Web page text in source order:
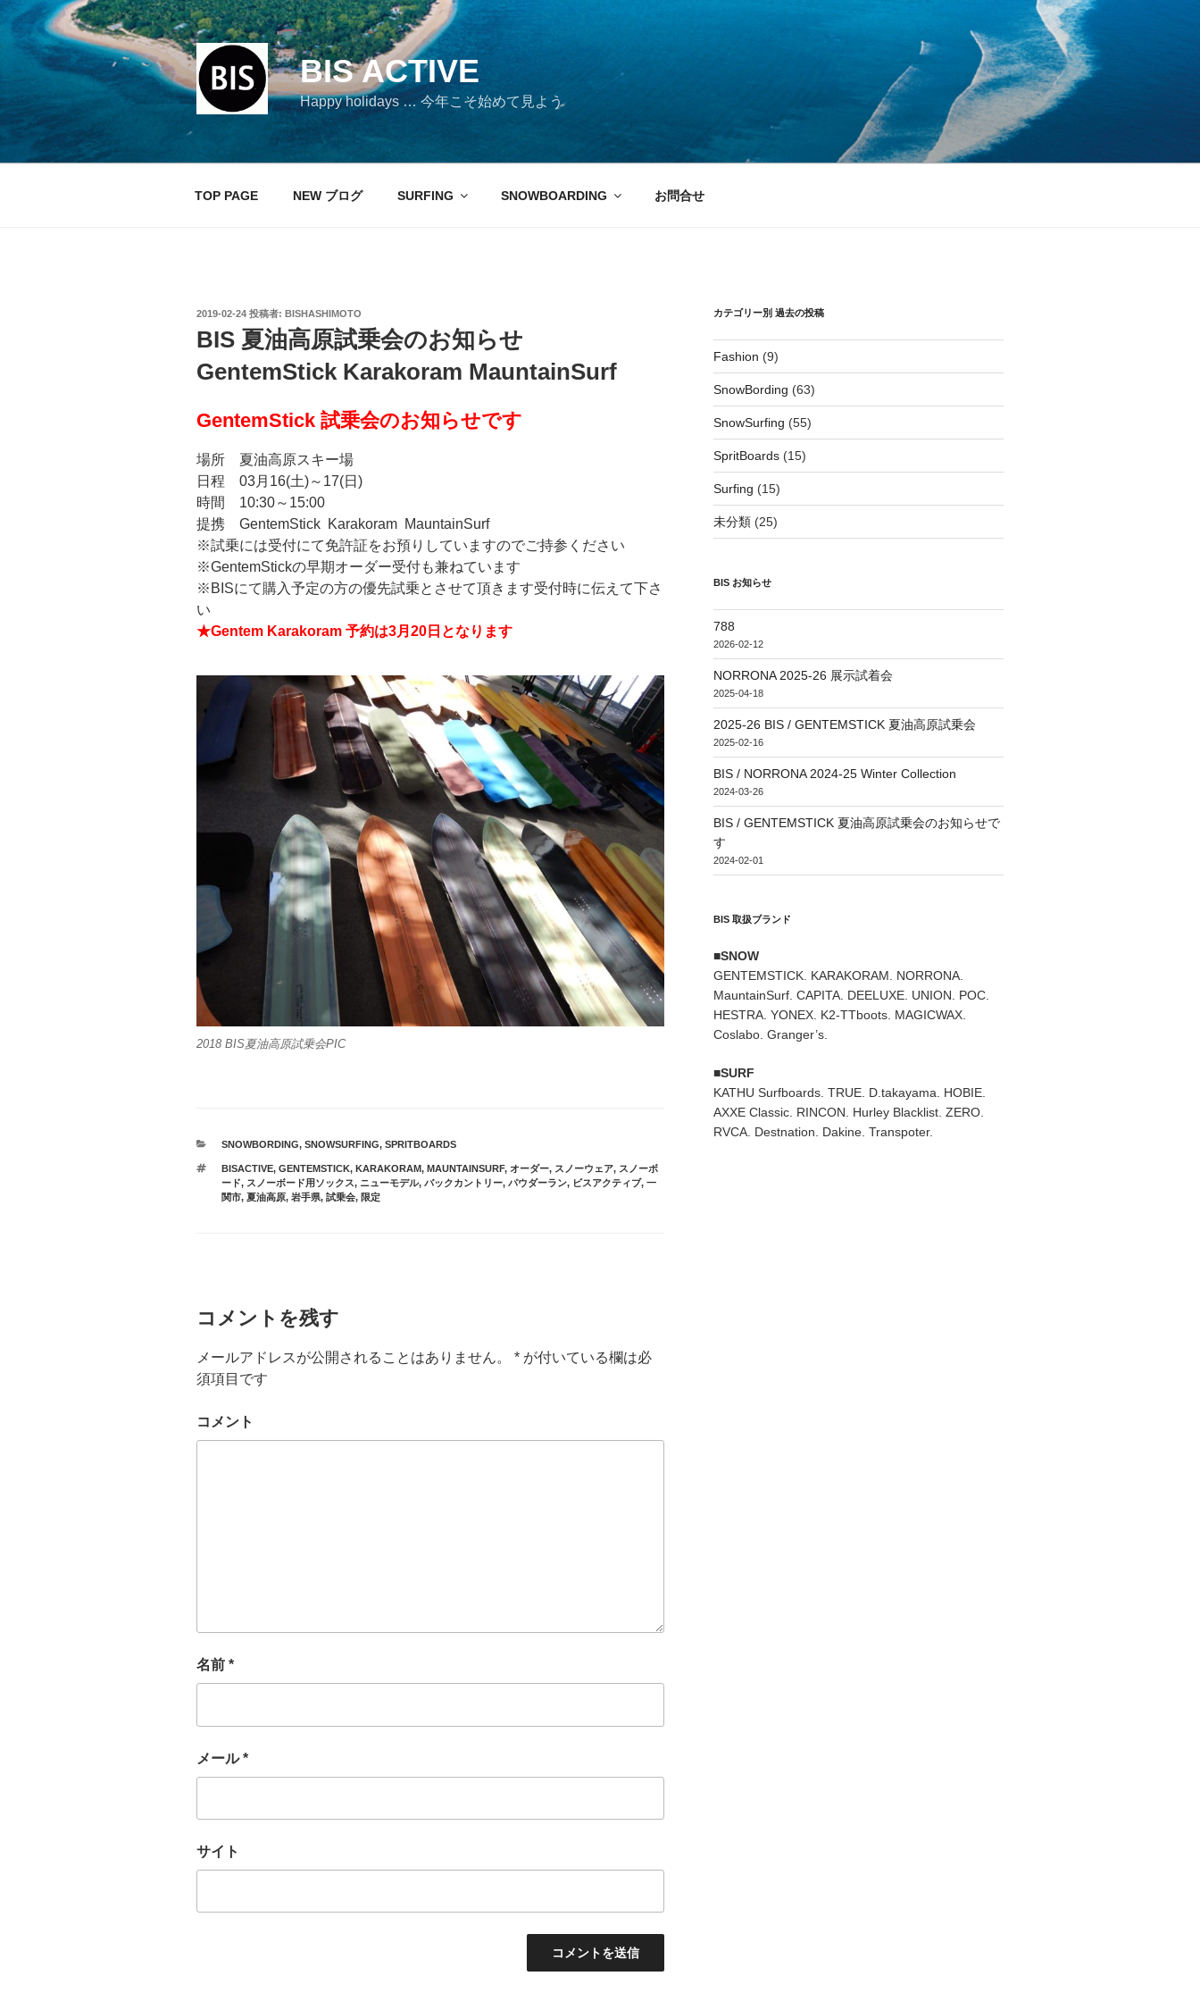
コ
ン
ツ
へ
キ
BIS ACTIVE
Happy holidays … 今年こそ始めて見よう
TOP PAGE NEW ブログ SURFING SNOWBOARDING お問合せ
投
日:
2019-02-24 投稿者: BISHASHIMOTO
BIS 夏油高原試乗会のお知らせ
GentemStick Karakoram MauntainSurf
GentemStick 試乗会のお知らせです
場所 夏油高原スキー場
日程 03月16(土)～17(日)
時間 10:30～15:00
提携 GentemStick Karakoram MauntainSurf
※試乗には受付にて免許証をお預りしていますのでご持参ください
※GentemStickの早期オーダー受付も兼ねています
※BISにて購入予定の方の優先試乗とさせて頂きます受付時に伝えて下さ
い
★Gentem Karakoram 予約は3月20日となります
2018 BIS夏油高原試乗会PIC
カ
ゴ
ー
SNOWBORDING, SNOWSURFING, SPRITBOARDS
タ
グ
BISACTIVE, GENTEMSTICK, KARAKORAM, MAUNTAINSURF, オーダー, スノーウェア, スノーボ
ード, スノーボード用ソックス, ニューモデル, バックカントリー, パウダーラン, ビスアクティブ, 一
関市, 夏油高原, 岩手県, 試乗会, 限定
コメントを残す
メールアドレスが公開されることはありません。 * が付いている欄は必
須項目です
コメント
名前 *
メール*
サイト
カテゴリー別 過去の投稿
Fashion (9)
SnowBording (63)
SnowSurfing (55)
SpritBoards(15)
Surfing (15)
未分類(25)
BIS お知らせ
788
2026-02-12
NORRONA 2025-26 展示試着会
2025-04-18
2025-26 BIS / GENTEMSTICK 夏油高原試乗会
2025-02-16
BIS / NORRONA 2024-25 Winter Collection
2024-03-26
BIS / GENTEMSTICK 夏油高原試乗会のお知らせで
す
2024-02-01
BIS 取扱ブランド
■SNOW
GENTEMSTICK. KARAKORAM. NORRONA.
MauntainSurf. CAPITA. DEELUXE. UNION. POC.
HESTRA. YONEX. K2-TTboots. MAGICWAX.
Coslabo. Granger’s.
■SURF
KATHU Surfboards. TRUE. D.takayama. HOBIE.
AXXE Classic. RINCON. Hurley Blacklist. ZERO.
RVCA. Destnation. Dakine. Transpoter.